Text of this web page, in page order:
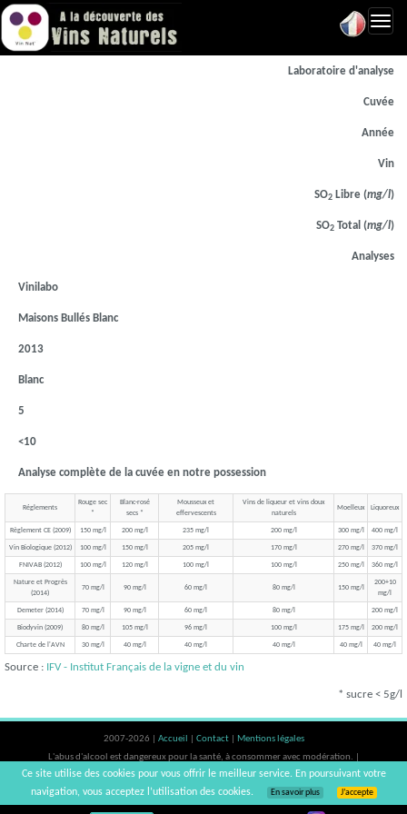
Laboratoire d'analyse
Cuvée
Année
Vin
SO2 Libre (mg/l)
SO2 Total (mg/l)
Analyses
Vinilabo
Maisons Bullés Blanc
2013
Blanc
5
<10
Analyse complète de la cuvée en notre possession
Réglements
Rouge sec
*
Blanc-rosé
secs *
Mousseux et
effervescents
Vins de liqueur et vins doux
naturels
Moelleux Liquoreux
Règlement CE (2009) 150 mg/l 200 mg/l 235 mg/l 200 mg/l 300 mg/l 400 mg/l
Vin Biologique (2012) 100 mg/l 150 mg/l 205 mg/l 170 mg/l 270 mg/l 370 mg/l
FNIVAB (2012) 100 mg/l 120 mg/l 100 mg/l 100 mg/l 250 mg/l 360 mg/l
Nature et Progrès
(2014)
70 mg/l 90 mg/l 60 mg/l 80 mg/l 150 mg/l
200+10
mg/l
Demeter (2014) 70 mg/l 90 mg/l 60 mg/l 80 mg/l 200 mg/l
Biodyvin (2009) 80 mg/l 105 mg/l 96 mg/l 100 mg/l 175 mg/l 200 mg/l
Charte de l'AVN 30 mg/l 40 mg/l 40 mg/l 40 mg/l 40 mg/l 40 mg/l
Source : IFV - Institut Français de la vigne et du vin
* sucre < 5g/l
2007-2026 | Accueil Contact
Mentions légales
L'abus d'alcool est dangereux pour la santé, à consommer avec modération. |
vinsnaturels | v3.12
Ce site utilise des cookies pour vous offrir le meilleur service. En poursuivant votre
navigation, vous acceptez l’utilisation des cookies.
En savoir plus J’accepte